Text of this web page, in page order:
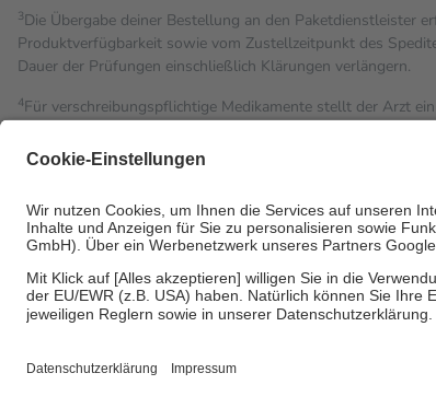
3Die Übergabe deiner Bestellung an den Paketdienstleister
Produktverfügbarkeit sowie vom Zustellzeitpunkt des
Dauer der Prüfungen einschließlich Klärungen verlängern.
4Für verschreibungspflichtige Medikamente stellt der Arzt
Grundsätzlich leisten Mitglieder Zuzahlungen in Höhe von
Bei Heilmitteln und häuslicher Krankenpflege beträgt die
Um das Engagement der Versicherten für ihre eigene
• Kindern und Jugendlichen bis zum vollendeten 18.
• Untersuchungen zur Vorsorge und Früherkennung, die
• empfohlenen Schutzimpfungen
Wir nutzen Trusted Shops als unabhängigen Dienstleister